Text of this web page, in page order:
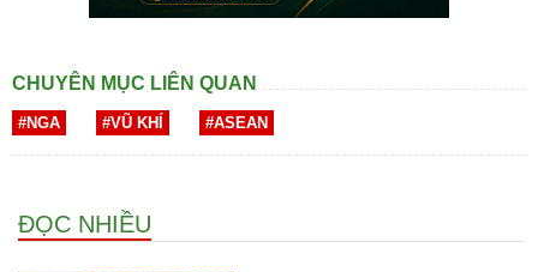
CHUYÊN MỤC LIÊN QUAN
#NGA #VŨ KHÍ #ASEAN
ĐỌC NHIỀU